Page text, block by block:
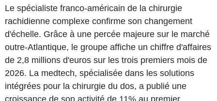
Le spécialiste franco-américain de la chirurgie
rachidienne complexe confirme son changement
d'échelle. Grâce à une percée majeure sur le marché
outre-Atlantique, le groupe affiche un chiffre d'affaires
de 2,8 millions d'euros sur les trois premiers mois de
2026. La medtech, spécialisée dans les solutions
intégrées pour la chirurgie du dos, a publié une
croissance de son activité de 11% au premier